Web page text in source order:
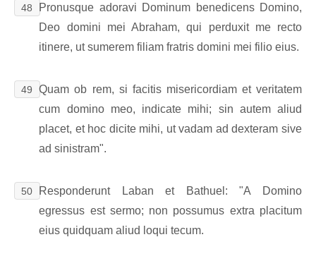
48
Pronusque adoravi Dominum benedicens Domino,
Deo domini mei Abraham, qui perduxit me recto
itinere, ut sumerem filiam fratris domini mei filio eius.
49
Quam ob rem, si facitis misericordiam et veritatem
cum domino meo, indicate mihi; sin autem aliud
placet, et hoc dicite mihi, ut vadam ad dexteram sive
ad sinistram".
50
Responderunt Laban et Bathuel: "A Domino
egressus est sermo; non possumus extra placitum
eius quidquam aliud loqui tecum.